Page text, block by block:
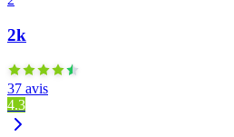
2k
37 avis
4.3